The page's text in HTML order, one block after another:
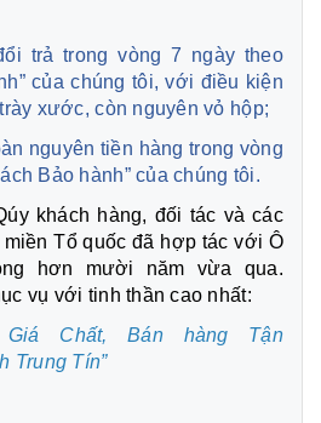
trả trong vòng 7 ngày theo
của chúng tôi, với điều kiện
xước, còn nguyên vỏ hộp;
nguyên tiền hàng trong vòng
Bảo hành” của chúng tôi.
khách hàng, đối tác và các
Tổ quốc đã hợp tác với Ô
hơn mười năm vừa qua.
vụ với tinh thần cao nhất:
Giá Chất, Bán hàng Tận
Trung Tín”